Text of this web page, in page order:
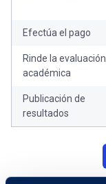
Efectúa el pago
Rinde la evaluación
académica
Publicación de
resultados